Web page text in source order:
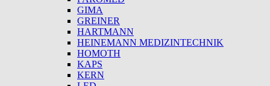
GIMA
GREINER
HARTMANN
HEINEMANN MEDIZINTECHNIK
HOMOTH
KAPS
KERN